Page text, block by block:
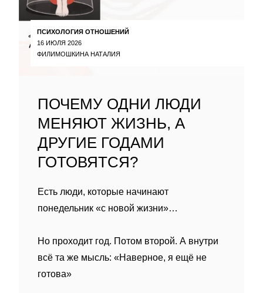
ПСИХОЛОГИЯ ОТНОШЕНИЙ
16 ИЮЛЯ 2026
ФИЛИМОШКИНА НАТАЛИЯ
ПОЧЕМУ ОДНИ ЛЮДИ
МЕНЯЮТ ЖИЗНЬ, А
ДРУГИЕ ГОДАМИ
ГОТОВЯТСЯ?
Есть люди, которые начинают
понедельник «с новой жизни»…
Но проходит год. Потом второй. А внутри
всё та же мысль: «Наверное, я ещё не
готова»